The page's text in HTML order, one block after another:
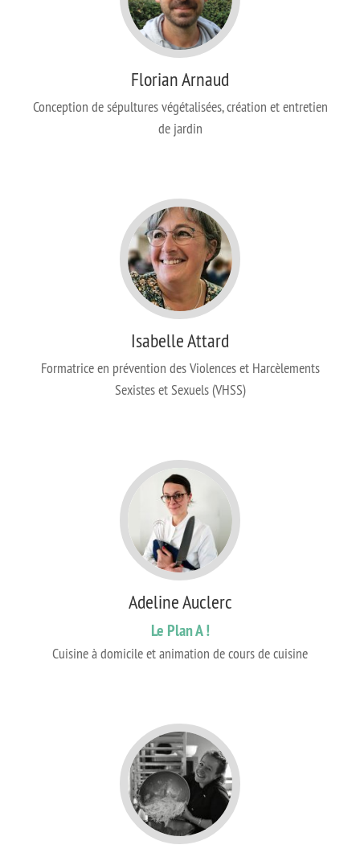
Florian Arnaud
Conception de sépultures végétalisées, création et entretien
de jardin
Isabelle Attard
Formatrice en prévention des Violences et Harcèlements
Sexistes et Sexuels (VHSS)
Adeline Auclerc
Le Plan A !
Cuisine à domicile et animation de cours de cuisine